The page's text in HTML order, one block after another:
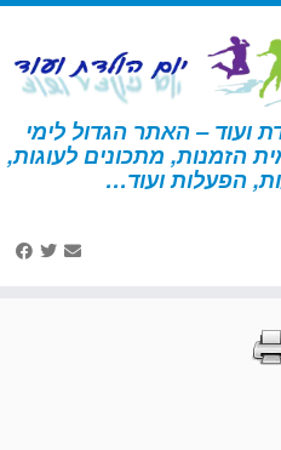
ועוד – האתר הגדול לימי
הזמנות, מתכונים לעוגות,
הפעלות ועוד…34